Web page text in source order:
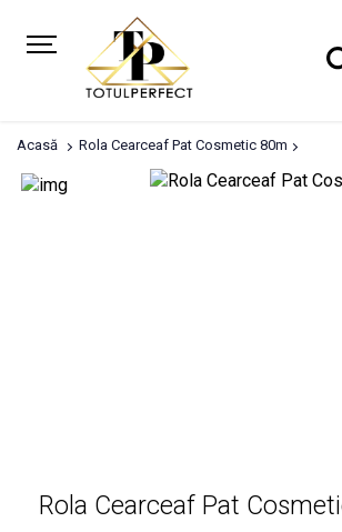
Acasă Rola Cearceaf Pat Cosmetic 80m
Rola Cearceaf Pat